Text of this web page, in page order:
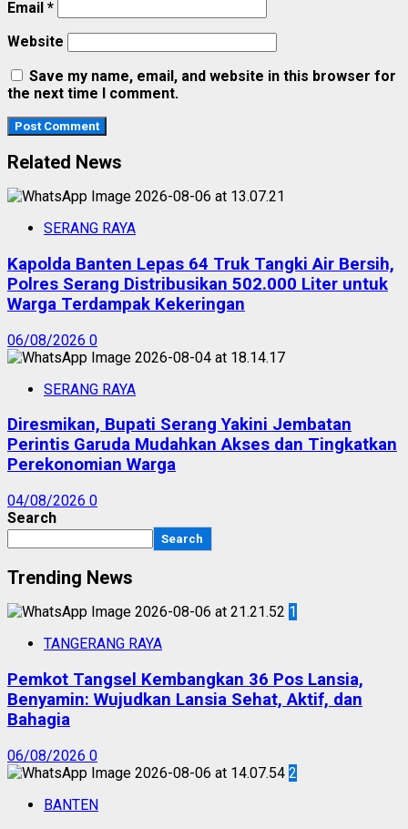
Email *
Website
Save my name, email, and website in this browser for
the next time I comment.
Related News
SERANG RAYA
Kapolda Banten Lepas 64 Truk Tangki Air Bersih,
Polres Serang Distribusikan 502.000 Liter untuk
Warga Terdampak Kekeringan
06/08/2026 0
SERANG RAYA
Diresmikan, Bupati Serang Yakini Jembatan
Perintis Garuda Mudahkan Akses dan Tingkatkan
Perekonomian Warga
04/08/2026 0
Search
Search
Trending News
1
TANGERANG RAYA
Pemkot Tangsel Kembangkan 36 Pos Lansia,
Benyamin: Wujudkan Lansia Sehat, Aktif, dan
Bahagia
06/08/2026 0
2
BANTEN